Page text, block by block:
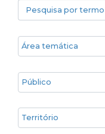
Pesquisa por termo
Áreas temáticas
Público
Territórios